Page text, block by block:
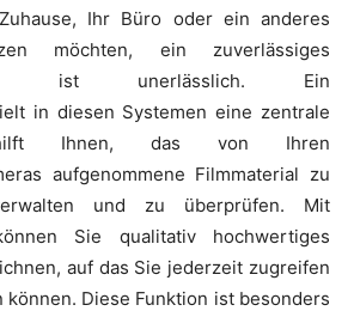
Ihr Büro oder ein anderes
möchten, ein zuverlässiges
ist unerlässlich. Ein
in diesen Systemen eine zentrale
Ihnen, das von Ihren
aufgenommene Filmmaterial zu
und zu überprüfen. Mit
Sie qualitativ hochwertiges
auf das Sie jederzeit zugreifen
können. Diese Funktion ist besonders